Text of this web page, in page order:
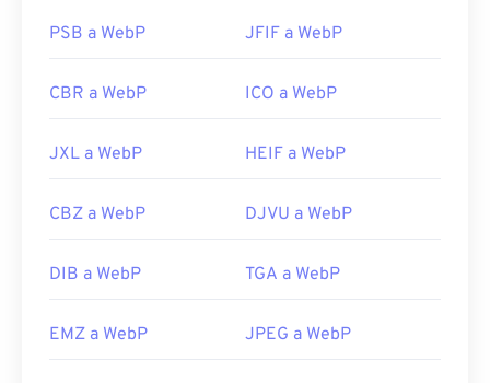
PSB a WebP JFIF a WebP
CBR a WebP ICO a WebP
JXL a WebP HEIF a WebP
CBZ a WebP DJVU a WebP
DIB a WebP TGA a WebP
EMZ a WebP JPEG a WebP